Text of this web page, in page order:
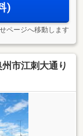
)
ページへ移動します
市江刺大通り